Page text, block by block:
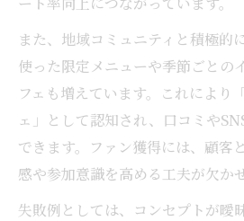
また、地域コミュニティと積極的
使った限定メニューや季節ごとの
フェも増えています。これにより
ェ」として認知され、口コミや
できます。ファン獲得には、顧客
感や参加意識を高める工夫が欠か
失敗例としては、コンセプトが曖